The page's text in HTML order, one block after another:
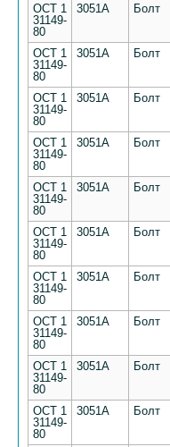
ОСТ 1
31149-
80
3051А Болт
ОСТ 1
31149-
80
3051А Болт
ОСТ 1
31149-
80
3051А Болт
ОСТ 1
31149-
80
3051А Болт
ОСТ 1
31149-
80
3051А Болт
ОСТ 1
31149-
80
3051А Болт
ОСТ 1
31149-
80
3051А Болт
ОСТ 1
31149-
80
3051А Болт
ОСТ 1
31149-
80
3051А Болт
ОСТ 1
31149-
80
3051А Болт